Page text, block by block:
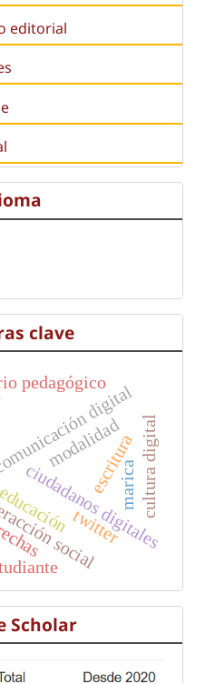
editorial
clave
digital
ciudadanos digitales
pedagógico
modalidad
escritura
marica
twitter
social
cultura digital
Scholar